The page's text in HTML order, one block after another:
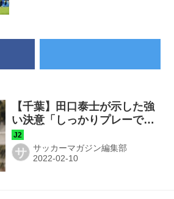
【千葉】田口泰士が示した強
い決意「しっかりプレーでチ
ームを引っ張る選手になりた
い」
サ サッカーマガジン編集部